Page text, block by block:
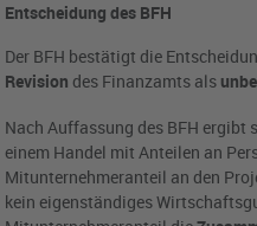
Entscheidung des BFH
Der BFH bestätigt die
Revision des Finanzamts als
Nach Auffassung des BFH ergibt
einem Handel mit Anteilen an
Mitunternehmeranteil an den
kein eigenständiges